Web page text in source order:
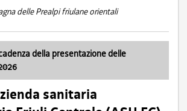
delle Prealpi friulane orientali
della presentazione delle
sanitaria